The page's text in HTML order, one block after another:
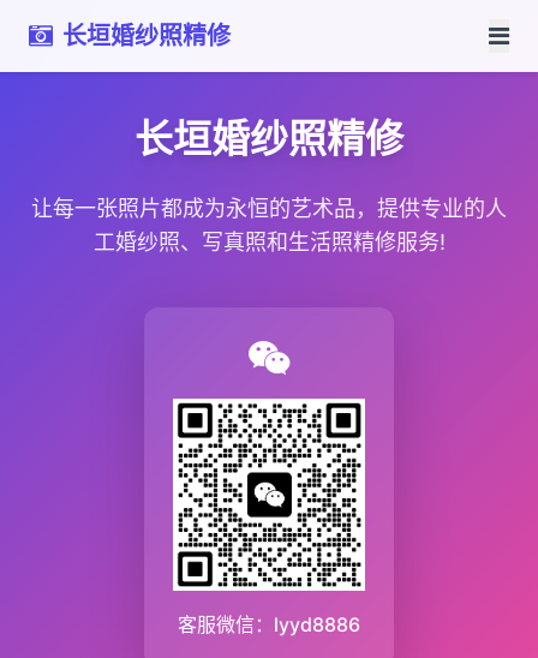
长垣婚纱照精修
长垣婚纱照精修
让每一张照片都成为永恒的艺术品，提供专业的人
工婚纱照、写真照和生活照精修服务!
客服微信：lyyd8886